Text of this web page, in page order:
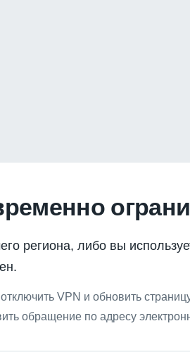
региона, либо вы
VPN и обновить
обращение по адресу